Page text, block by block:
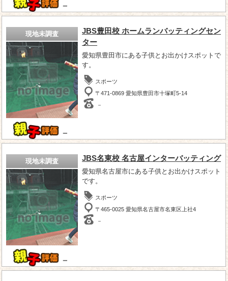
－
現地未調査
－
JBS豊田校 ホームランバッティングセン
ター
愛知県豊田市にある子供とお出かけスポットで
す。
スポーツ
〒471-0869 愛知県豊田市十塚町5-14
－
現地未調査
－
JBS名東校 名古屋インターバッティング
愛知県名古屋市にある子供とお出かけスポット
です。
スポーツ
〒465-0025 愛知県名古屋市名東区上社4
－